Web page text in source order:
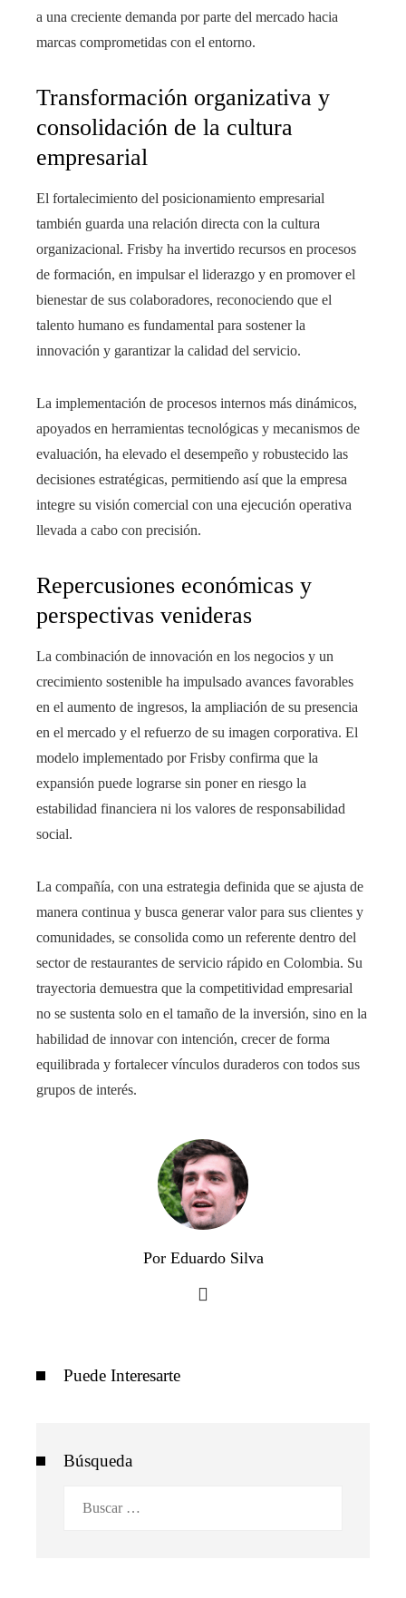
a una creciente demanda por parte del mercado hacia
marcas comprometidas con el entorno.
Transformación organizativa y
consolidación de la cultura
empresarial
El fortalecimiento del posicionamiento empresarial
también guarda una relación directa con la cultura
organizacional. Frisby ha invertido recursos en procesos
de formación, en impulsar el liderazgo y en promover el
bienestar de sus colaboradores, reconociendo que el
talento humano es fundamental para sostener la
innovación y garantizar la calidad del servicio.
La implementación de procesos internos más dinámicos,
apoyados en herramientas tecnológicas y mecanismos de
evaluación, ha elevado el desempeño y robustecido las
decisiones estratégicas, permitiendo así que la empresa
integre su visión comercial con una ejecución operativa
llevada a cabo con precisión.
Repercusiones económicas y
perspectivas venideras
La combinación de innovación en los negocios y un
crecimiento sostenible ha impulsado avances favorables
en el aumento de ingresos, la ampliación de su presencia
en el mercado y el refuerzo de su imagen corporativa. El
modelo implementado por Frisby confirma que la
expansión puede lograrse sin poner en riesgo la
estabilidad financiera ni los valores de responsabilidad
social.
La compañía, con una estrategia definida que se ajusta de
manera continua y busca generar valor para sus clientes y
comunidades, se consolida como un referente dentro del
sector de restaurantes de servicio rápido en Colombia. Su
trayectoria demuestra que la competitividad empresarial
no se sustenta solo en el tamaño de la inversión, sino en la
habilidad de innovar con intención, crecer de forma
equilibrada y fortalecer vínculos duraderos con todos sus
grupos de interés.
Por Eduardo Silva
Puede Interesarte
Búsqueda